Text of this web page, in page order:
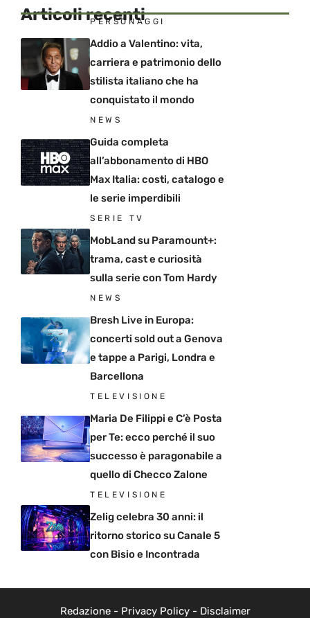
Articoli recenti
PERSONAGGI
Addio a Valentino: vita,
carriera e patrimonio dello
stilista italiano che ha
conquistato il mondo
NEWS
Guida completa
all’abbonamento di HBO
Max Italia: costi, catalogo e
le serie imperdibili
SERIE TV
MobLand su Paramount+:
trama, cast e curiosità
sulla serie con Tom Hardy
NEWS
Bresh Live in Europa:
concerti sold out a Genova
e tappe a Parigi, Londra e
Barcellona
TELEVISIONE
Maria De Filippi e C’è Posta
per Te: ecco perché il suo
successo è paragonabile a
quello di Checco Zalone
TELEVISIONE
Zelig celebra 30 anni: il
ritorno storico su Canale 5
con Bisio e Incontrada
Redazione- Privacy Policy- Disclaimer